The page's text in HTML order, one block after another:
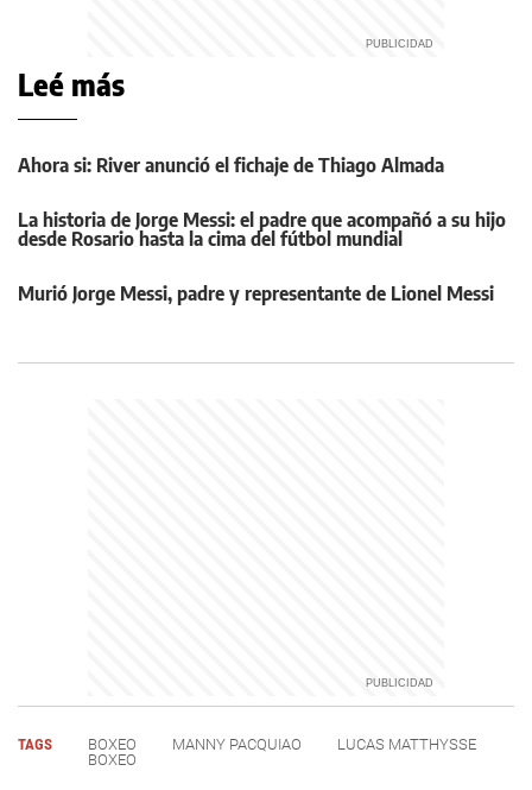
Leé más
Ahora si: River anunció el fichaje de Thiago Almada
La historia de Jorge Messi: el padre que acompañó a su hijo
desde Rosario hasta la cima del fútbol mundial
Murió Jorge Messi, padre y representante de Lionel Messi
TAGS BOXEO MANNY PACQUIAO
LUCAS MATTHYSSE
BOXEO